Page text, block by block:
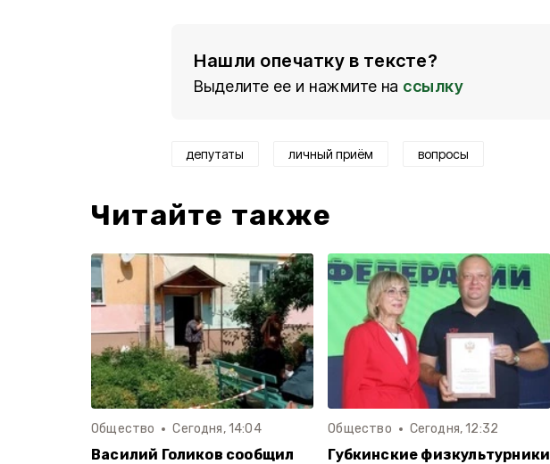
Нашли опечатку в тексте?
Выделите ее и нажмите на ссылку
депутаты личный приём вопросы
Читайте также
Общество Сегодня, 14:04
Василий Голиков сообщил
Общество Сегодня, 12:32
Губкинские физкультурники